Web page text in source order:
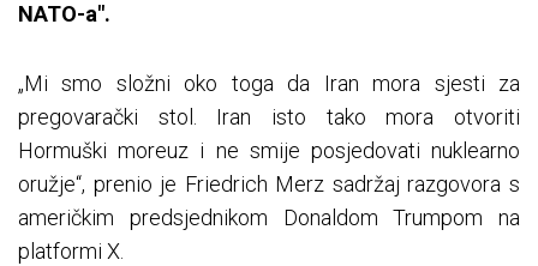
NATO-a".
„Mi smo složni oko toga da Iran mora sjesti za
pregovarački stol. Iran isto tako mora otvoriti
Hormuški moreuz i ne smije posjedovati nuklearno
oružje“, prenio je Friedrich Merz sadržaj razgovora s
američkim predsjednikom Donaldom Trumpom na
platformi X.